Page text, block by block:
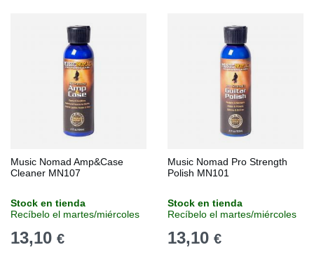
Music Nomad Amp&Case
Cleaner MN107
Stock en tienda
Recíbelo el martes/miércoles
13,10 €
Music Nomad Pro Strength
Polish MN101
Stock en tienda
Recíbelo el martes/miércoles
13,10 €